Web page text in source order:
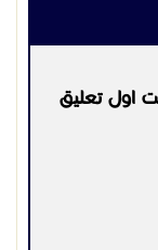
اول تعليق